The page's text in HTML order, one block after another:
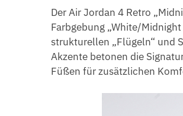
Der Air Jordan 4 Retro
Farbgebung „White/
strukturellen „Flügeln“ und
Akzente betonen die
Füßen für zusätzlichen